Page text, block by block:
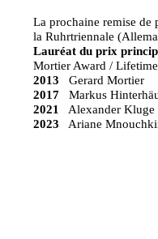
La prochaine remise de
la Ruhrtriennale
Lauréat du prix
Mortier Award /
2013 Gerard Mortier
2017 Markus
2021
Alexander Kluge
2023 Ariane